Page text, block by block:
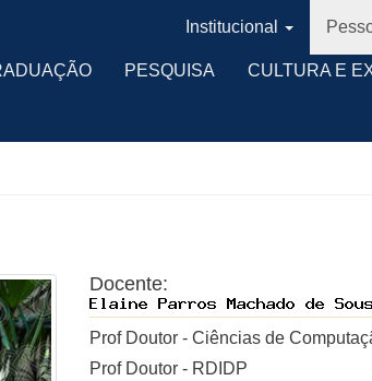
PESQUISA CULTURA E
Institucional
Docente:
Prof Doutor - Ciências de
Prof Doutor - RDIDP